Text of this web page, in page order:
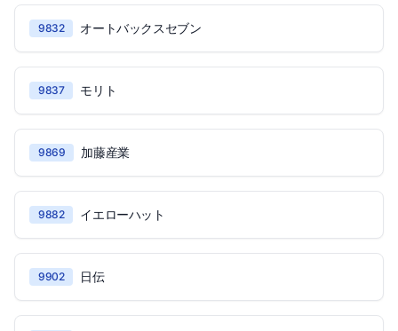
9832 オートバックスセブン
9837 モリト
9869 加藤産業
9882 イエローハット
9902 日伝